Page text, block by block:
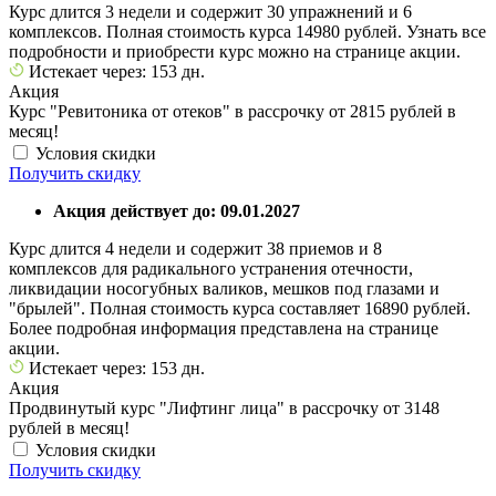
Курс длится 3 недели и содержит 30 упражнений и 6
комплексов. Полная стоимость курса 14980 рублей. Узнать все
подробности и приобрести курс можно на странице акции.
Истекает через: 153 дн.
Акция
Курс "Ревитоника от отеков" в рассрочку от 2815 рублей в
месяц!
Условия скидки
Получить скидку
Акция действует до: 09.01.2027
Курс длится 4 недели и содержит 38 приемов и 8
комплексов для радикального устранения отечности,
ликвидации носогубных валиков, мешков под глазами и
"брылей". Полная стоимость курса составляет 16890 рублей.
Более подробная информация представлена на странице
акции.
Истекает через: 153 дн.
Акция
Продвинутый курс "Лифтинг лица" в рассрочку от 3148
рублей в месяц!
Условия скидки
Получить скидку